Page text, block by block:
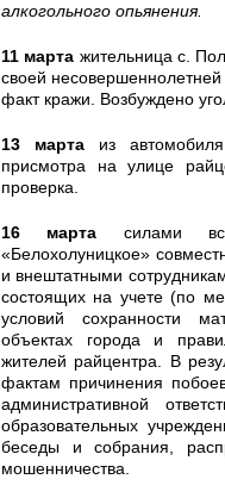
алкогольного опьянения.
11 марта жительница с.
своей
факт кражи. Возбуждено
13 марта из
присмотра на улице
проверка.
16 марта силами
«Белохолуницкое»
и внештатными
состоящих на учете (по
условий сохранности
объектах города и
жителей райцентра. В
фактам причинения
административной
образовательных
беседы и собрания,
мошенничества.